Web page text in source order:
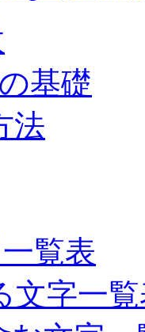
基礎
法
覧表
文字一